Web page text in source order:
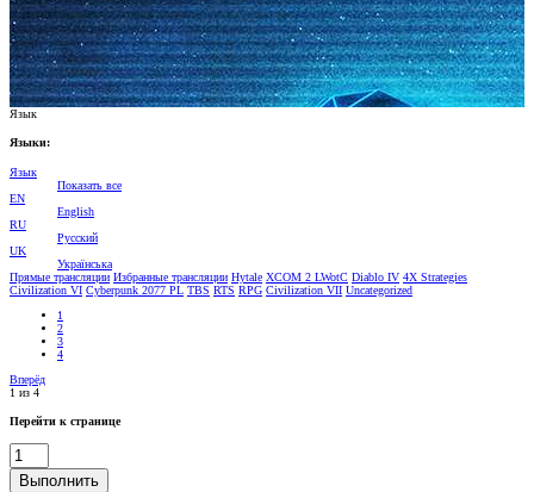
Язык
Языки:
Язык
Показать все
EN
English
RU
Pусский
UK
Українська
Прямые трансляции Избранные трансляции Hytale XCOM 2 LWotC Diablo IV 4Х Strategies
Civilization VI Cyberpunk 2077 PL TBS RTS RPG Civilization VII Uncategorized
1
2
3
4
Вперёд
1 из 4
Перейти к странице
Выполнить